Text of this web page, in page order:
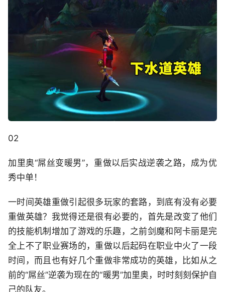
02
加里奥“屌丝变暖男”，重做以后实战逆袭之路，成为优
秀中单！
一时间英雄重做引起很多玩家的套路，到底有没有必要
重做英雄？我觉得还是很有必要的，首先是改变了他们
的技能机制增加了游戏的乐趣，之前剑魔和阿卡丽是完
全上不了职业赛场的，重做以后起码在职业中火了一段
时间，而且也有好几个重做非常成功的英雄，比如从之
前的“屌丝”逆袭为现在的“暖男”加里奥，时时刻刻保护自
己的队友。